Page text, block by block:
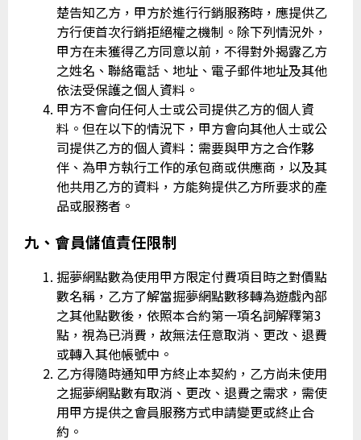
楚告知乙方，甲方於進行行銷服務時，應提供乙
方行使首次行銷拒絕權之機制。除下列情況外，
甲方在未獲得乙方同意以前，不得對外揭露乙方
之姓名、聯絡電話、地址、電子郵件地址及其他
依法受保護之個人資料。
甲方不會向任何人士或公司提供乙方的個人資
料。但在以下的情況下，甲方會向其他人士或公
司提供乙方的個人資料：需要與甲方之合作夥
伴、為甲方執行工作的承包商或供應商，以及其
他共用乙方的資料，方能夠提供乙方所要求的產
品或服務者。
九、會員儲值責任限制
掘夢網點數為使用甲方限定付費項目時之對價點
數名稱，乙方了解當掘夢網點數移轉為遊戲內部
之其他點數後，依照本合約第一項名詞解釋第3
點，視為已消費，故無法任意取消、更改、退費
或轉入其他帳號中。
乙方得隨時通知甲方終止本契約，乙方尚未使用
之掘夢網點數有取消、更改、退費之需求，需使
用甲方提供之會員服務方式申請變更或終止合
約。